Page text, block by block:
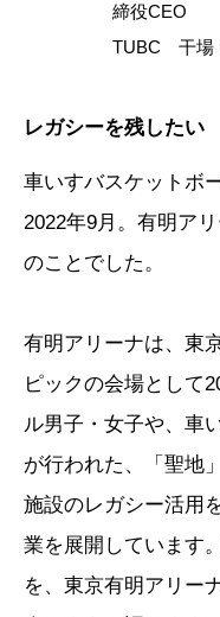
締役CEO
TUBC 干場
レガシーを残したい
車いすバスケットボ
2022年9月。有明ア
のことでした。
有明アリーナは、東
ピックの会場として
ル男子・女子や、車
が行われた、「聖地
施設のレガシー活用
業を展開しています
を、東京有明アリー